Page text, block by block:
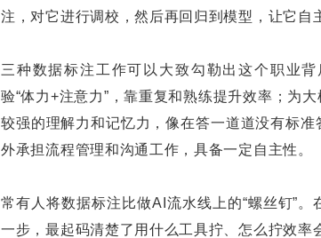
注，对它进行调校，然后再回归到模型，让它自
三种数据标注工作可以大致勾勒出这个职业
验“体力+注意力”，靠重复和熟练提升效率；为
较强的理解力和记忆力，像在答一道道没有标
外承担流程管理和沟通工作，具备一定自主性。
常有人将数据标注比做AI流水线上的“螺丝钉”
一步，最起码清楚了用什么工具拧、怎么拧效率